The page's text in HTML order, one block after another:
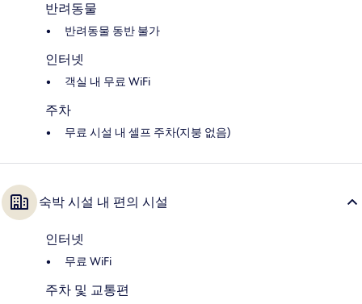
반려동물
반려동물 동반 불가
인터넷
객실 내 무료 WiFi
주차
무료 시설 내 셀프 주차(지붕 없음)
숙박 시설 내 편의 시설
인터넷
무료 WiFi
주차 및 교통편